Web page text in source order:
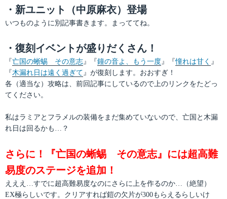
・新ユニット（中原麻衣）登場
いつものように別記事書きます。まっててね。
・復刻イベントが盛りだくさん！
『亡国の蜥蜴 その意志 』『鐘の音よ、もう一度 』『憧れは甘く 』
『 木漏れ日は遠く過ぎて 』が復刻します。おおすぎ！
各（適当な）攻略は、前回記事にしているので上のリンクをたどっ
てください。
私はラミアとフラメルの装備をまだ集めていないので、亡国と木漏
れ日は回るかも…？
さらに！『亡国の蜥蜴 その意志』には超高難
易度のステージを追加！
えええ…すでに超高難易度なのにさらに上を作るのか…（絶望）
EX極らしいです。クリアすれば鎧の欠片が300もらえるらしいけ